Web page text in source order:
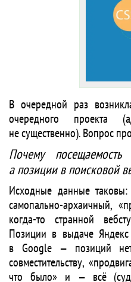
В очередной раз
очередного проекта
не существенно). Вопрос
Почему
а позиции в поисковой
Исходные данные таковы:
самопально-архаичный,
когда-то странной
Позиции в выдаче Яндекс
в Google — позиций
совместительству,
что было» и — всё (cудя